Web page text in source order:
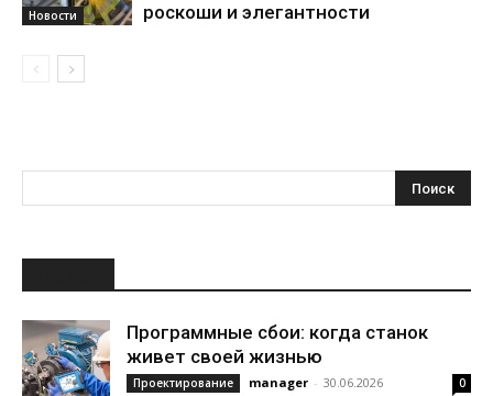
Новости
роскоши и элегантности
Программные сбои: когда станок
живет своей жизнью
Проектирование manager - 30.06.2026 0